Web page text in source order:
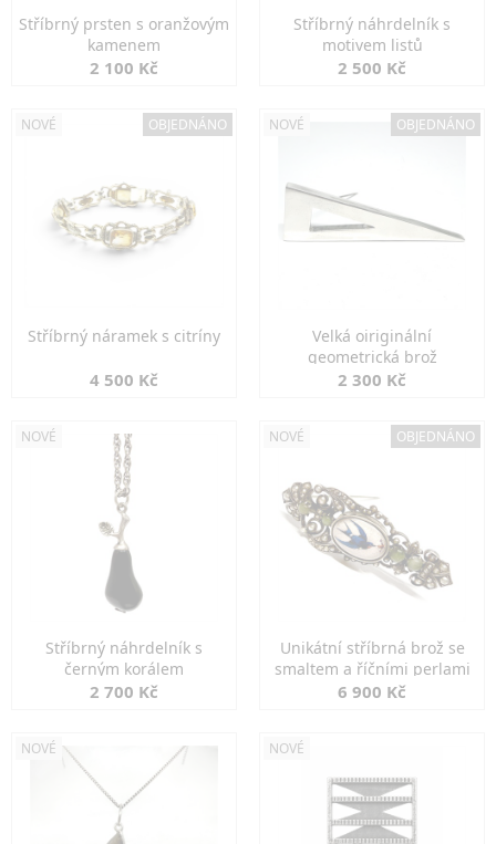
Stříbrný prsten s oranžovým
kamenem
2 100 Kč
Stříbrný náhrdelník s
motivem listů
2 500 Kč
NOVÉ OBJEDNÁNO
Stříbrný náramek s citríny
4 500 Kč
NOVÉ OBJEDNÁNO
Velká oiriginální
geometrická brož
2 300 Kč
NOVÉ
Stříbrný náhrdelník s
černým korálem
2 700 Kč
NOVÉ OBJEDNÁNO
Unikátní stříbrná brož se
smaltem a říčními perlami
6 900 Kč
NOVÉ NOVÉ